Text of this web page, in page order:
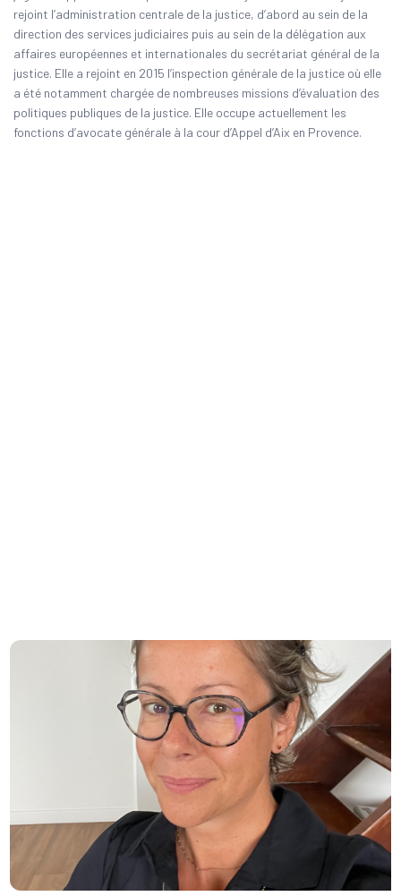
rejoint l’administration centrale de la justice, d’abord au sein de la
direction des services judiciaires puis au sein de la délégation aux
affaires européennes et internationales du secrétariat général de la
justice. Elle a rejoint en 2015 l’inspection générale de la justice où elle
a été notamment chargée de nombreuses missions d’évaluation des
politiques publiques de la justice. Elle occupe actuellement les
fonctions d’avocate générale à la cour d’Appel d’Aix en Provence.